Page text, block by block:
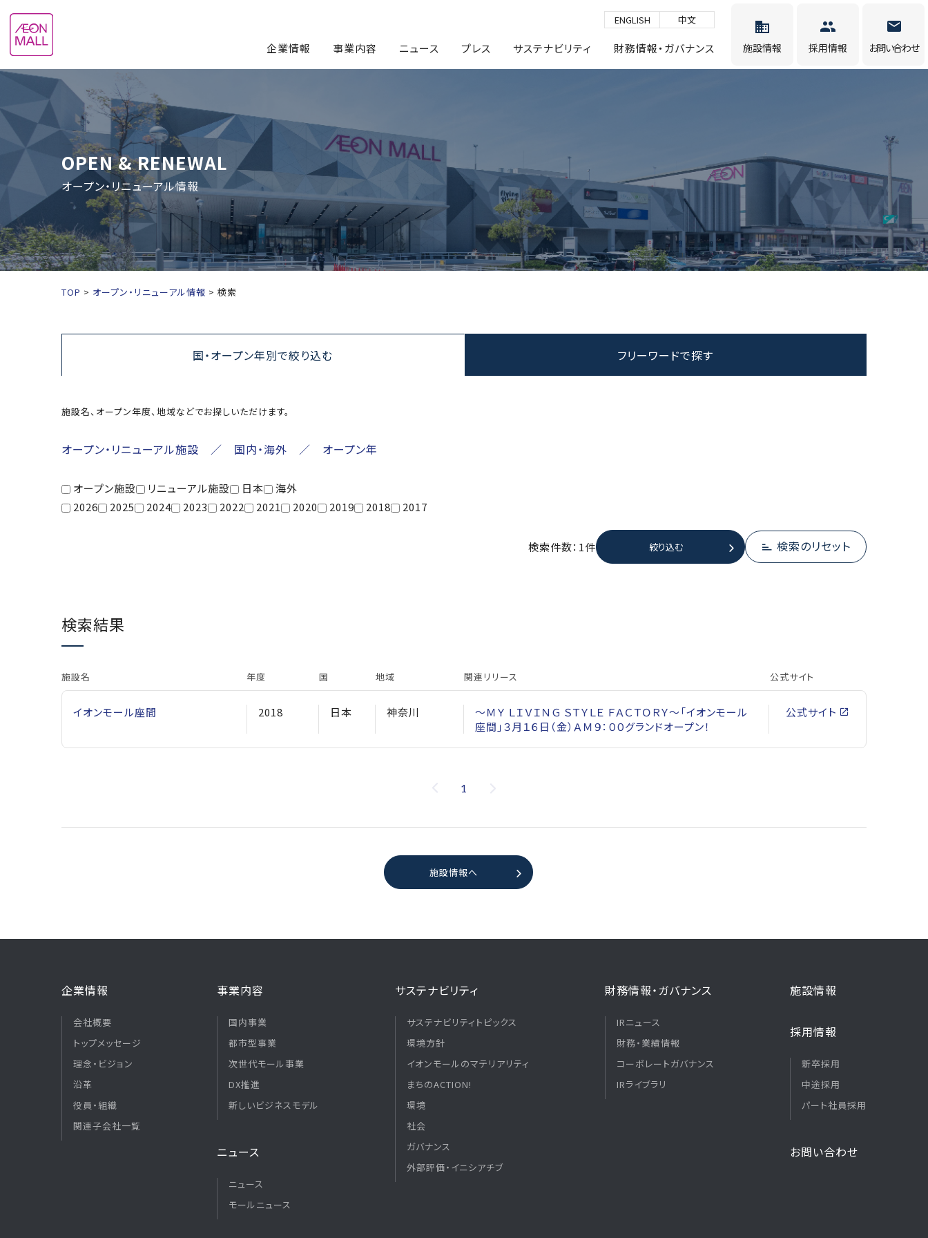
ENGLISH 中文
企業情報 事業内容 ニュース プレス サステナビリティ 財務情報・ガバナンス 施設情報 採用情報 お問い合わせ
OPEN & RENEWAL
オープン・リニューアル情報
TOP オープン・リニューアル情報 検索
国・オープン年別で絞り込む フリーワードで探す
施設名、オープン年度、地域などでお探しいただけます。
オープン・リニューアル施設 ／ 国内・海外 ／ オープン年
オープン施設 リニューアル施設 日本
海外
2026
2025 2024 2023 2022 2021 2020 2019 2018 2017
検索件数：1件 絞り込む 検索のリセット
検索結果
施設名 年度 国 地域 関連リリース 公式サイト
イオンモール座間 2018 日本 神奈川
～ＭＹ ＬＩＶＩＮＧ ＳＴＹＬＥ ＦＡＣＴＯＲＹ～「イオンモール
座間」３月１６日（金）ＡＭ９：００グランドオープン！
公式サイト
1
施設情報へ
企業情報
会社概要
トップメッセージ
理念・ビジョン
沿革
役員・組織
関連子会社一覧
事業内容
国内事業
都市型事業
次世代モール事業
DX推進
新しいビジネスモデル
ニュース
ニュース
モールニュース
サステナビリティ
サステナビリティトピックス
環境方針
イオンモールのマテリアリティ
まちのACTION!
環境
社会
ガバナンス
外部評価・イニシアチブ
財務情報・ガバナンス
IRニュース
財務・業績情報
コーポレートガバナンス
IRライブラリ
施設情報
採用情報
新卒採用
中途採用
パート社員採用
お問い合わせ